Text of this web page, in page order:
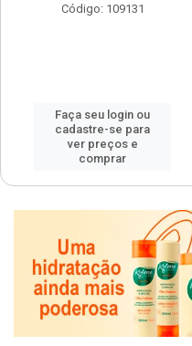
Código: 109131
Faça seu login ou
cadastre-se para
ver preços e
comprar